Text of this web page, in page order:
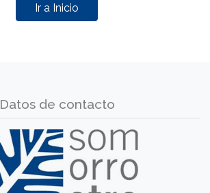
Ir a Inicio
Datos de contacto